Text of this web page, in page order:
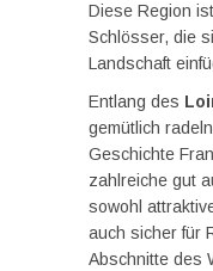
Diese Region
Schlösser, die
Landschaft
Entlang des
gemütlich
Geschichte
zahlreiche gut
sowohl
auch sicher für
Abschnitte des